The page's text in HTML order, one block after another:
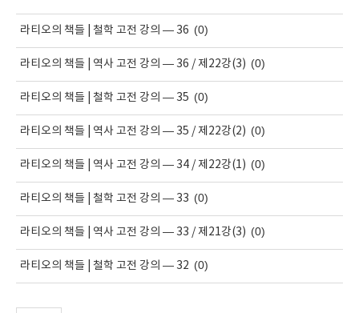
라티오의 책들 | 철학 고전 강의 — 36 (0)
라티오의 책들 | 역사 고전 강의 — 36 / 제22강(3) (0)
라티오의 책들 | 철학 고전 강의 — 35 (0)
라티오의 책들 | 역사 고전 강의 — 35 / 제22강(2) (0)
라티오의 책들 | 역사 고전 강의 — 34 / 제22강(1) (0)
라티오의 책들 | 철학 고전 강의 — 33 (0)
라티오의 책들 | 역사 고전 강의 — 33 / 제21강(3) (0)
라티오의 책들 | 철학 고전 강의 — 32 (0)